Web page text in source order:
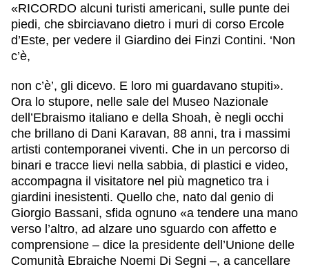
«RICORDO alcuni turisti americani, sulle punte dei
piedi, che sbirciavano dietro i muri di corso Ercole
d’Este, per vedere il Giardino dei Finzi Contini. ‘Non
c’è,
non c’è’, gli dicevo. E loro mi guardavano stupiti».
Ora lo stupore, nelle sale del Museo Nazionale
dell’Ebraismo italiano e della Shoah, è negli occhi
che brillano di Dani Karavan, 88 anni, tra i massimi
artisti contemporanei viventi. Che in un percorso di
binari e tracce lievi nella sabbia, di plastici e video,
accompagna il visitatore nel più magnetico tra i
giardini inesistenti. Quello che, nato dal genio di
Giorgio Bassani, sfida ognuno «a tendere una mano
verso l’altro, ad alzare uno sguardo con affetto e
comprensione – dice la presidente dell’Unione delle
Comunità Ebraiche Noemi Di Segni –, a cancellare